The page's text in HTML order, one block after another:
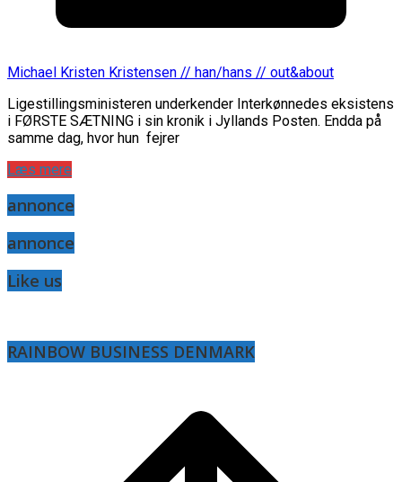
Michael Kristen Kristensen // han/hans // out&about
Ligestillingsministeren underkender Interkønnedes eksistens
i FØRSTE SÆTNING i sin kronik i Jyllands Posten. Endda på
samme dag, hvor hun fejrer
Læs mere
annonce
annonce
Like us
RAINBOW BUSINESS DENMARK